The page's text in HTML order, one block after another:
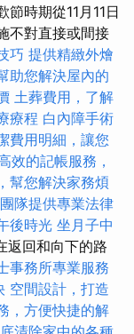
時期從11月11日
不對直接或間接
巧 提供精緻外燴
助您解決屋內的
土葬費用，了解
療程 白內障手術
費用明細，讓您
效的記帳服務，
幫您解決家務煩
隊提供專業法律
後時光 坐月子中
返回和向下的路
事務所專業服務
空間設計，打造
，方便快捷的解